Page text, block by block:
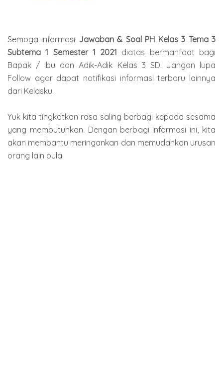
Semoga informasi Jawaban & Soal PH Kelas 3 Tema 3
Subtema 1 Semester 1 2021 diatas bermanfaat bagi
Bapak / Ibu dan Adik-Adik Kelas 3 SD. Jangan lupa
Follow agar dapat notifikasi informasi terbaru lainnya
dari Kelasku.
Yuk kita tingkatkan rasa saling berbagi kepada sesama
yang membutuhkan. Dengan berbagi informasi ini, kita
akan membantu meringankan dan memudahkan urusan
orang lain pula.